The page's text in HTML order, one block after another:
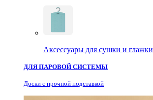
Аксессуары для сушки и глажки
ДЛЯ ПАРОВОЙ СИСТЕМЫ
Доски с прочной подставкой